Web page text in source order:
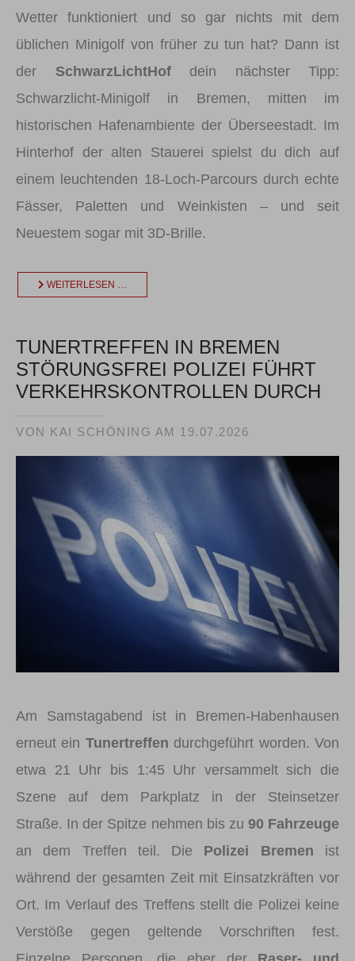
Wetter funktioniert und so gar nichts mit dem
üblichen Minigolf von früher zu tun hat? Dann ist
der SchwarzLichtHofdein nächster Tipp:
Schwarzlicht-Minigolf in Bremen, mitten im
historischen Hafenambiente der Überseestadt. Im
Hinterhof der alten Stauerei spielst du dich auf
einem leuchtenden 18-Loch-Parcours durch echte
Fässer, Paletten und Weinkisten – und seit
Neuestem sogar mit 3D-Brille.
WEITERLESEN …
TUNERTREFFEN IN BREMEN
STÖRUNGSFREI POLIZEI FÜHRT
VERKEHRSKONTROLLEN DURCH
VON KAI SCHÖNING AM 19.07.2026
Am Samstagabend ist in Bremen-Habenhausen
erneut ein Tunertreffen durchgeführt worden. Von
etwa 21 Uhr bis 1:45 Uhr versammelt sich die
Szene auf dem Parkplatz in der Steinsetzer
Straße. In der Spitze nehmen bis zu 90 Fahrzeuge
an dem Treffen teil. Die Polizei Bremen ist
während der gesamten Zeit mit Einsatzkräften vor
Ort. Im Verlauf des Treffens stellt die Polizei keine
Verstöße gegen geltende Vorschriften fest.